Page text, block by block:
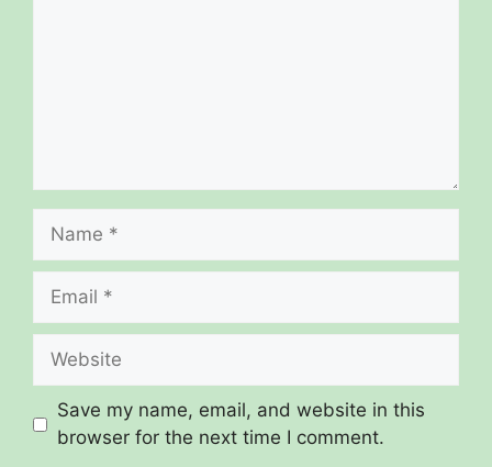
Name
Email
Website
Save my name, email, and website in this
browser for the next time I comment.